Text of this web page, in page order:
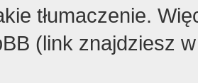
tłumaczenie.
(link znajdziesz